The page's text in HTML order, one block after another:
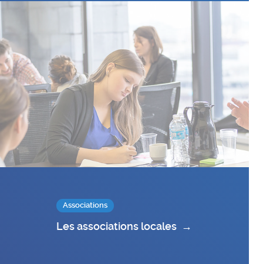
Associations
Les associations locales →